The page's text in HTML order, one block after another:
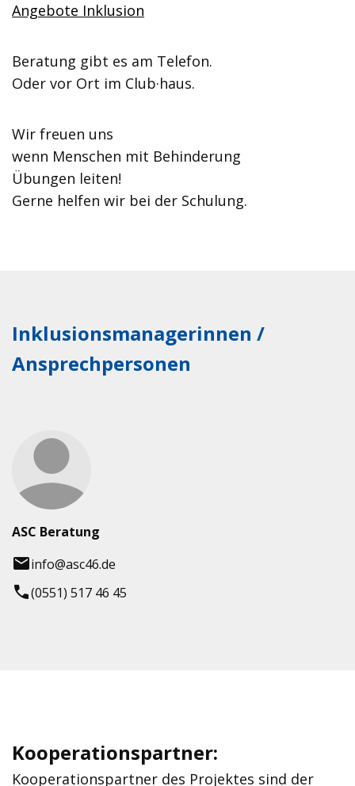
Angebote Inklusion
Beratung gibt es am Telefon.
Oder vor Ort im Club·haus.
Wir freuen uns
wenn Menschen mit Behinderung
Übungen leiten!
Gerne helfen wir bei der Schulung.
Inklusionsmanagerinnen /
Ansprechpersonen
ASC Beratung
info@asc46.de
(0551) 517 46 45
Kooperationspartner:
Kooperationspartner des Projektes sind der